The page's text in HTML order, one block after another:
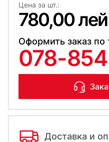
Цена за шт.:
780,00 лей
Оформить заказ по
078-
Доставка и